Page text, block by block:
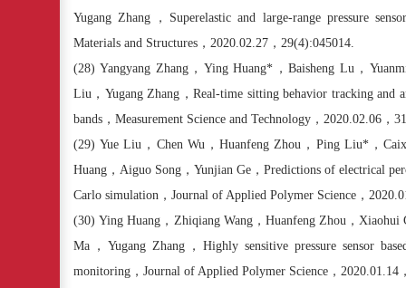
Yugang Zhang ， Superelastic and large-range pressure
Materials and Structures ， 2020.02.27 ， 29(4):045014.
(28)Yangyang Zhang， Ying Huang* ，Baisheng Lu ，
Liu ， Yugang Zhang ，Real-time sitting behavior tracking and
bands ， Measurement Science and Technology ， 2020.02.06 ，
(29)Yue Liu ， Chen Wu ，Huanfeng Zhou ， Ping Liu*，
Huang ， Aiguo Song ， Yunjian Ge ， Predictions of electrical
Carlo simulation ， Journal of Applied Polymer Science ，
(30)Ying Huang ， Zhiqiang Wang， Huanfeng Zhou ， Xiaohui
Ma ， Yugang Zhang， Highly sensitive pressure sensor
monitoring ， Journal of Applied Polymer Science ， 2020.01.14